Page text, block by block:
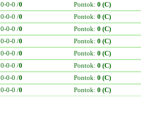
0-0-0 /0 Pontok: 0 (C)
0-0-0 /0 Pontok: 0 (C)
0-0-0 /0 Pontok: 0 (C)
0-0-0 /0 Pontok: 0 (C)
0-0-0 /0 Pontok: 0 (C)
0-0-0 /0 Pontok: 0 (C)
0-0-0 /0 Pontok: 0 (C)
0-0-0 /0 Pontok: 0 (C)